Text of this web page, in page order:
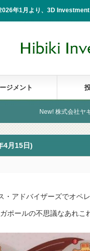
年1月より、3D
ジメント
株式会社ヤギ 第3回投稿 ダウ
4月15日)
・アドバイザーズでオペ
ポールの不思議なあれこ